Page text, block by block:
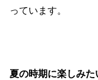
っています。
夏の時期に楽しみた